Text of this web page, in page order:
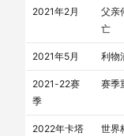
2021年2月
父亲
亡
2021年5月 利物
2021-22赛
季
赛季
2022年卡塔
世界